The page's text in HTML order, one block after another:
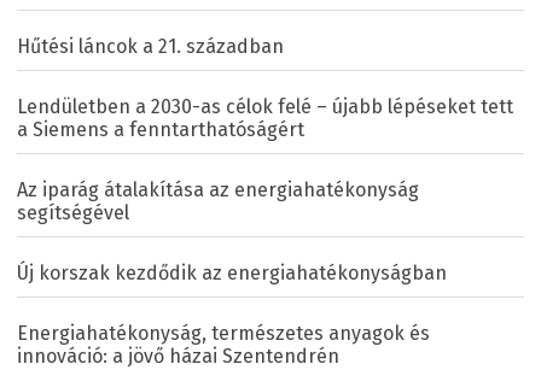
Hűtési láncok a 21. században
Lendületben a 2030-as célok felé – újabb lépéseket tett
a Siemens a fenntarthatóságért
Az iparág átalakítása az energiahatékonyság
segítségével
Új korszak kezdődik az energiahatékonyságban
Energiahatékonyság, természetes anyagok és
innováció: a jövő házai Szentendrén